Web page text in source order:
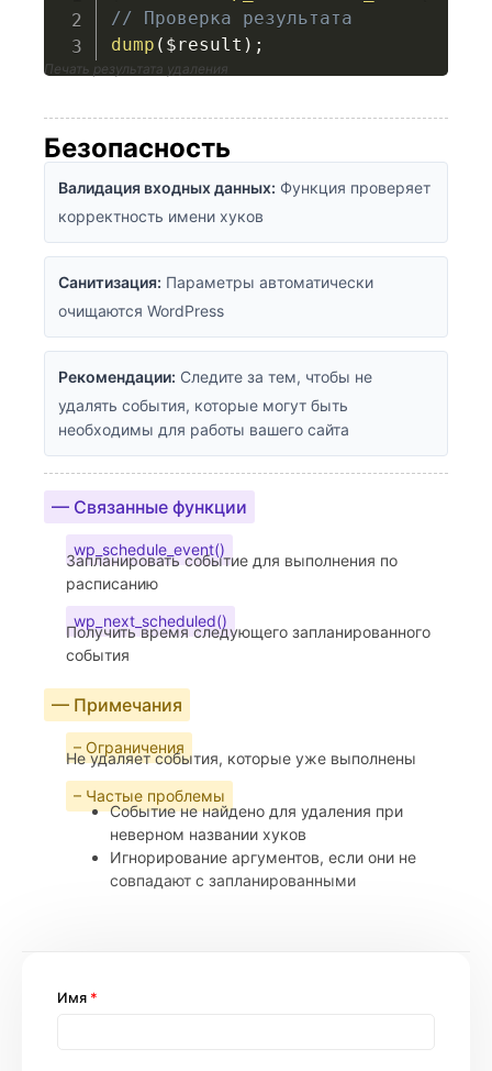
// Проверка результата
dump ( $result ) ;
Печать результата удаления
Безопасность
Валидация входных данных: Функция проверяет
корректность имени хуков
Санитизация: Параметры автоматически
очищаются WordPress
Рекомендации: Следите за тем, чтобы не
удалять события, которые могут быть
необходимы для работы вашего сайта
— Связанные функции
wp_schedule_event()
Запланировать событие для выполнения по
расписанию
wp_next_scheduled()
Получить время следующего запланированного
события
— Примечания
– Ограничения
Не удаляет события, которые уже выполнены
– Частые проблемы
Событие не найдено для удаления при
неверном названии хуков
Игнорирование аргументов, если они не
совпадают с запланированными
Имя *